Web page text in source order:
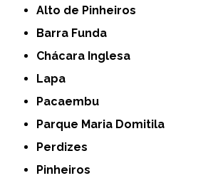
Alto de Pinheiros
Barra Funda
Chácara Inglesa
Lapa
Pacaembu
Parque Maria Domitila
Perdizes
Pinheiros